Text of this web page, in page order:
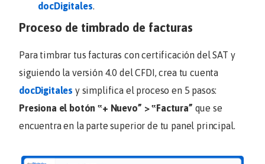
docDigitales.
Proceso de timbrado de facturas
Para timbrar tus facturas con certificación del SAT y
siguiendo la versión 4.0 del CFDI, crea tu cuenta
docDigitales y simplifica el proceso en 5 pasos:
Presiona el botón ‟+ Nuevo” > ‟Factura” que se
encuentra en la parte superior de tu panel principal.